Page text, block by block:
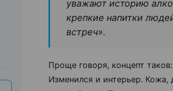
уважают историю
крепкие напитки
встреч».
Проще говоря, концепт
Изменился и интерьер. Кожа,